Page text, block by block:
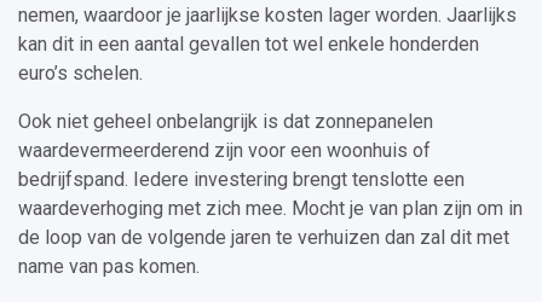
nemen, waardoor je jaarlijkse kosten lager worden. Jaarlijks
kan dit in een aantal gevallen tot wel enkele honderden
euro’s schelen.
Ook niet geheel onbelangrijk is dat zonnepanelen
waardevermeerderend zijn voor een woonhuis of
bedrijfspand. Iedere investering brengt tenslotte een
waardeverhoging met zich mee. Mocht je van plan zijn om in
de loop van de volgende jaren te verhuizen dan zal dit met
name van pas komen.